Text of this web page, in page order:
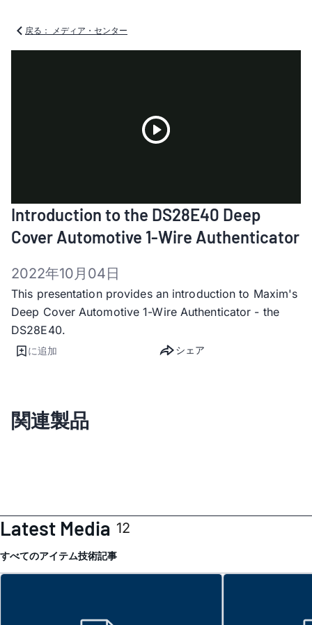
戻る： メディア・センター
Video
Introduction to the DS28E40 Deep
Cover Automotive 1-Wire Authenticator
2022年10月04日
This presentation provides an introduction to Maxim's
Deep Cover Automotive 1-Wire Authenticator - the
DS28E40.
に追加 シェア
関連製品
Latest Media 12
すべてのアイテム技術記事